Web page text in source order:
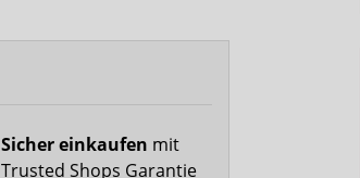
Sicher einkaufen mit
Trusted Shops Garantie